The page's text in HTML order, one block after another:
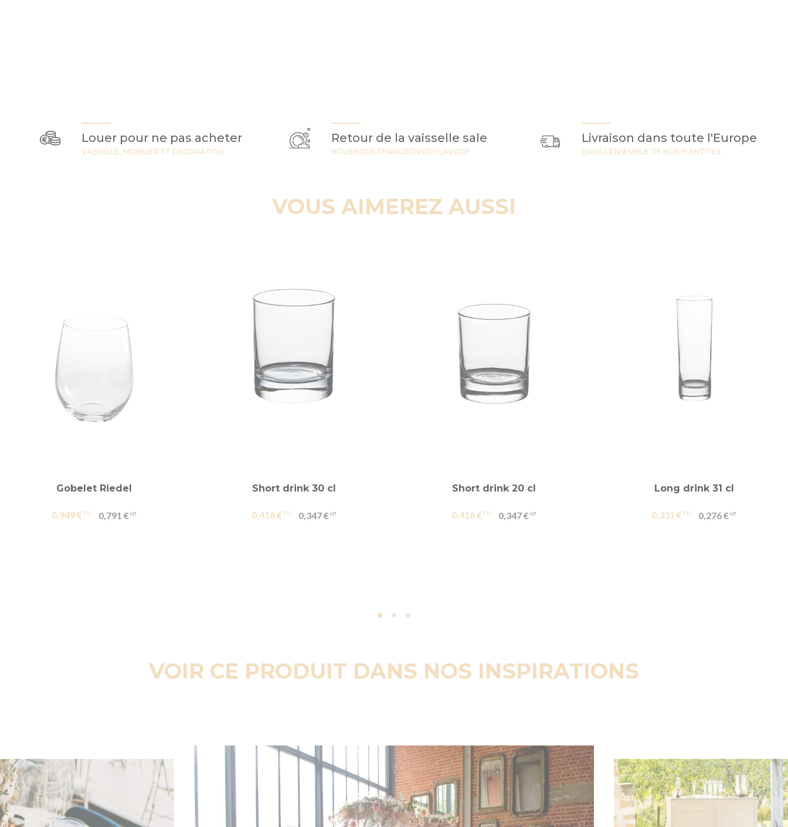
Louer pour ne pas acheter
VAISSELLE, MOBILIER ET DECORATION
Retour de la vaisselle sale
NOUS NOUS CHARGEONS DU LAVAGE
Livraison dans toute l'Europe
DANS L'ENSEMBLE DE NOS 19 ENTITES
VOUS AIMEREZ AUSSI
Gobelet Riedel
0,949 € 0,791 €
Short drink 30 cl
0,416 € 0,347 €
Short drink 20 cl
0,416 € 0,347 €
Long drink 31 cl
0,331 € 0,276 €
VOIR CE PRODUIT DANS NOS INSPIRATIONS